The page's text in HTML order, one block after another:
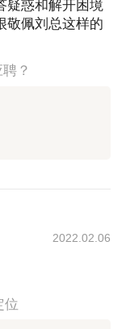
疑惑和解开困境
敬佩刘总这样的
？
2022.02.06
位